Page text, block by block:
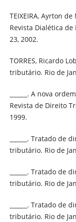
TEIXEIRA, Ayrton
Revista Dialética
23, 2002.
TORRES, Ricardo
tributário. Rio de
______. A nova
Revista de Direito
1999.
______. Tratado
tributário. Rio de
______. Tratado
tributário. Rio de
______. Tratado
tributário. Rio de